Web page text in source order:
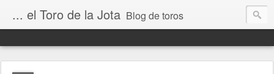
... el Toro de la Jota Blog de toros